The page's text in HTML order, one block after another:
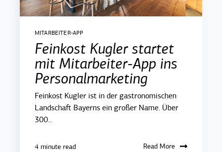
MITARBEITER-APP
Feinkost Kugler startet
mit Mitarbeiter-App ins
Personalmarketing
Feinkost Kugler ist in der gastronomischen
Landschaft Bayerns ein großer Name. Über
300...
4 minute read Read More